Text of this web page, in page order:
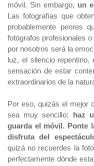
móvil. Sin embargo, un
Las fotografías que
probablemente peores
fotógrafos profesionales
por nosotros será la
luz, el silencio
sensación de estar
extraordinarios de la
Por eso, quizás el mejor
sea muy sencillo: haz
guarda el móvil. Ponte
disfruta del
quizá no recuerdes la
perfectamente dónde